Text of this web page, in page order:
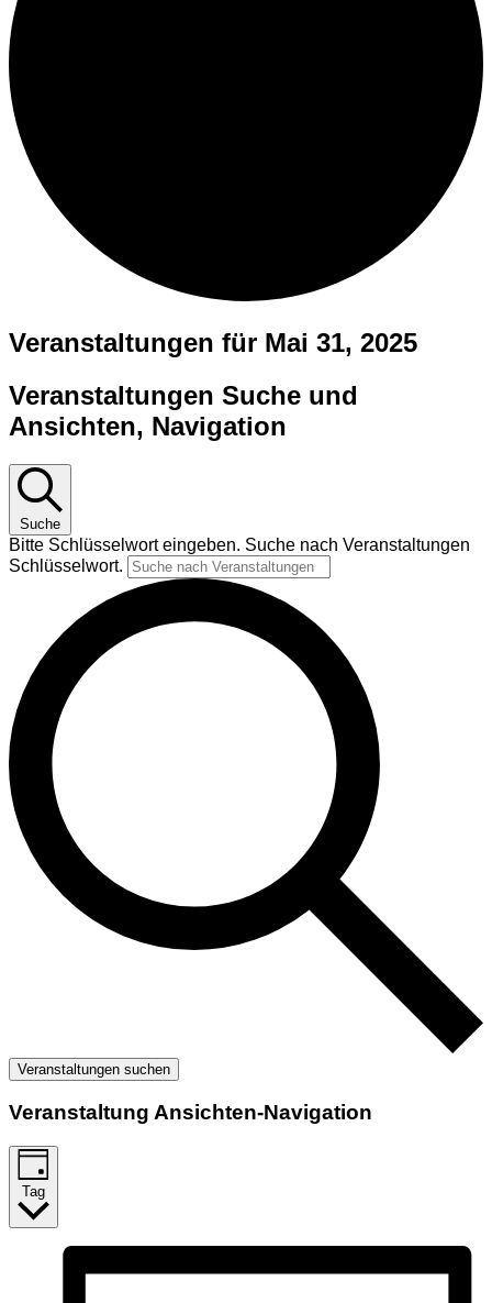
Veranstaltungen für Mai 31, 2025
Veranstaltungen Suche und
Ansichten, Navigation
Suche
Bitte Schlüsselwort eingeben. Suche nach Veranstaltungen
Schlüsselwort.
Veranstaltungen suchen
Veranstaltung Ansichten-Navigation
Tag